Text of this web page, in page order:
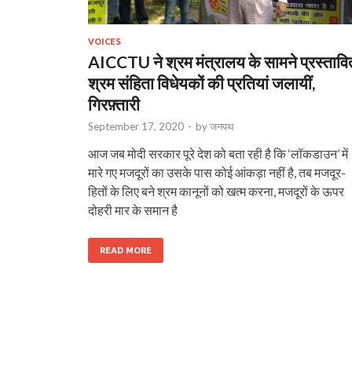
VOICES
AICCTU ने श्रम मंत्रालय के सामने
श्रम संहिता विधेयकों की प्रतियां जलायीं,
गिरफ़्तारी
September 17, 2020 - byजनपथ
आज जब मोदी सरकार पूरे देश को बता रही है कि ‘लॉकडाउन’ में
मारे गए मजदूरों का उसके पास कोई आंकड़ा नहीं है, तब मजदूर-
हितों के लिए बने श्रम कानूनों को खत्म करना, मजदूरों के ऊपर
दोहरी मार के समान है
READ MORE